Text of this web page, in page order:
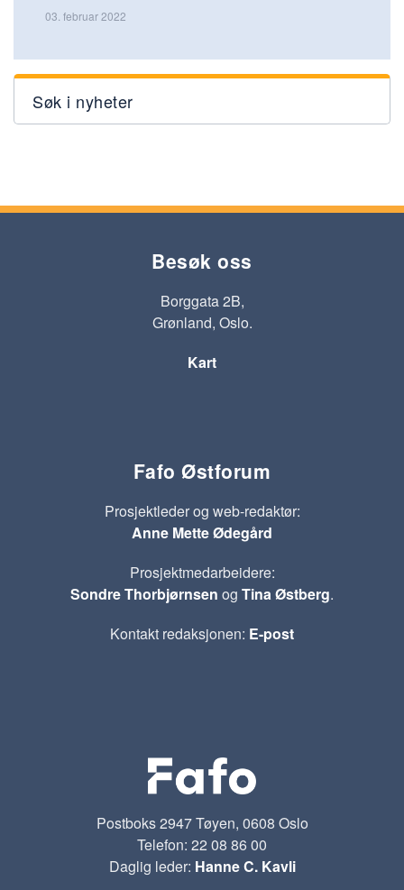
03. februar 2022
Søk i nyheter
Besøk oss
Borggata 2B,
Grønland, Oslo.
Kart
Fafo Østforum
Prosjektleder og web-redaktør:
Anne Mette Ødegård
Prosjektmedarbeidere:
Sondre Thorbjørnsen og Tina Østberg.
Kontakt redaksjonen: E-post
Postboks 2947 Tøyen, 0608 Oslo
Telefon: 22 08 86 00
Daglig leder: Hanne C. Kavli